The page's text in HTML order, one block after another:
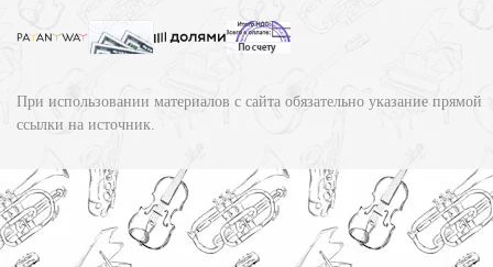
При использовании материалов с сайта обязательно указание прямой
ссылки на источник.